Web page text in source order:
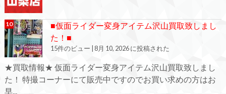
■仮面ライダー変身アイテム沢山買取致しまし
た！■
15件のビュー 8月 10, 2026 に投稿された
★買取情報★ 仮面ライダー変身アイテム沢山買取致しまし
た！ 特撮コーナーにて販売中ですのでお買い求めの方はお
早...